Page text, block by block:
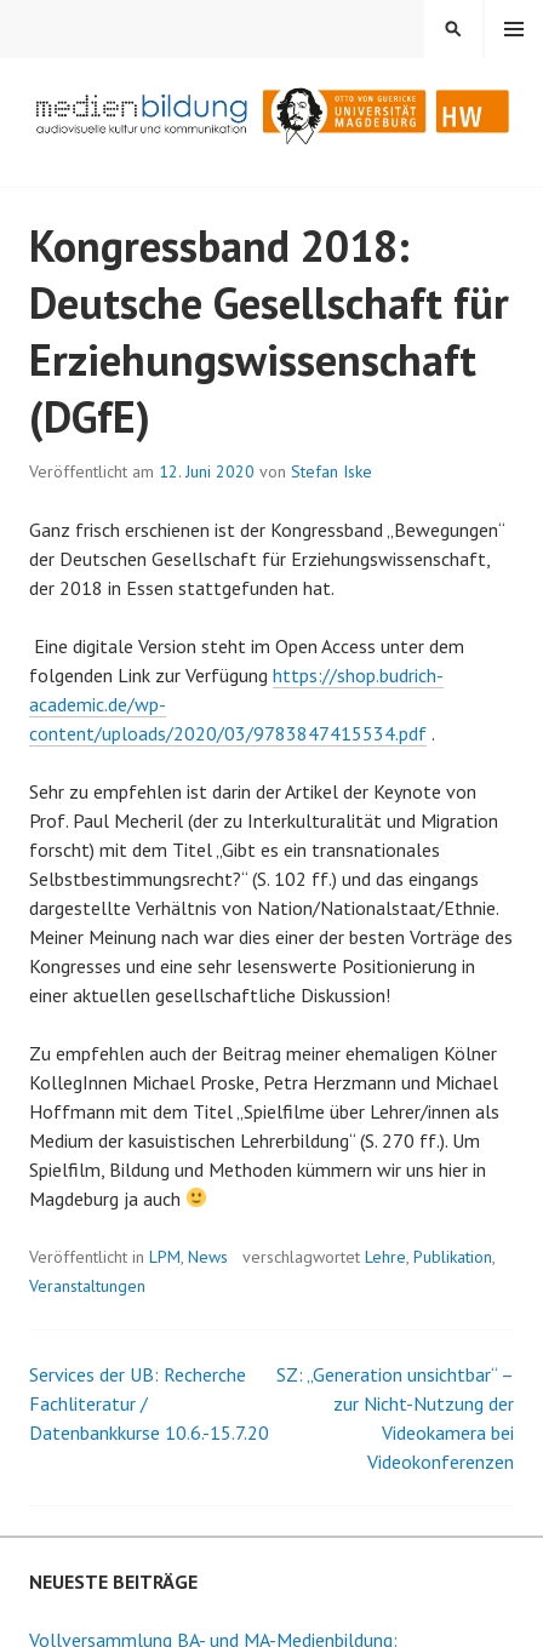
Audiovisuelle Kultur und Kommunikation
MENÜ
SUCHEN
Kongressband 2018:
Deutsche Gesellschaft für
Erziehungswissenschaft
(DGfE)
Veröffentlicht am 12. Juni 2020 von Stefan Iske
Ganz frisch erschienen ist der Kongressband „Bewegungen“
der Deutschen Gesellschaft für Erziehungswissenschaft,
der 2018 in Essen stattgefunden hat.
Eine digitale Version steht im Open Access unter dem
folgenden Link zur Verfügung https://shop.budrich-
academic.de/wp-
content/uploads/2020/03/9783847415534.pdf .
Sehr zu empfehlen ist darin der Artikel der Keynote von
Prof. Paul Mecheril (der zu Interkulturalität und Migration
forscht) mit dem Titel „Gibt es ein transnationales
Selbstbestimmungsrecht?“ (S. 102 ff.) und das eingangs
dargestellte Verhältnis von Nation/Nationalstaat/Ethnie.
Meiner Meinung nach war dies einer der besten Vorträge des
Kongresses und eine sehr lesenswerte Positionierung in
einer aktuellen gesellschaftliche Diskussion!
Zu empfehlen auch der Beitrag meiner ehemaligen Kölner
KollegInnen Michael Proske, Petra Herzmann und Michael
Hoffmann mit dem Titel „Spielfilme über Lehrer/innen als
Medium der kasuistischen Lehrerbildung“ (S. 270 ff.). Um
Spielfilm, Bildung und Methoden kümmern wir uns hier in
Magdeburg ja auch
Veröffentlicht in LPM, News verschlagwortet Lehre, Publikation,
Veranstaltungen
Beitrags-
Navigation
Services der UB: Recherche
Fachliteratur /
Datenbankkurse 10.6.-15.7.20
SZ: „Generation unsichtbar“ –
zur Nicht-Nutzung der
Videokamera bei
Videokonferenzen
NEUESTE BEITRÄGE
Vollversammlung BA- und MA-Medienbildung: